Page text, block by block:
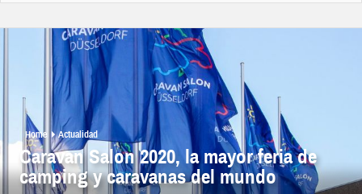
Home Actualidad
Caravan Salon 2020, la mayor feria de
camping y caravanas del mundo